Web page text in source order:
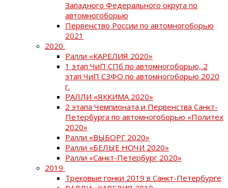
Западного Федерального округа по
автомногоборью
Первенство России по автомногоборью
2021
2020
Ралли «КАРЕЛИЯ 2020»
1 этап ЧиП СПб по автомногоборью, 2
этап ЧиП СЗФО по автомногоборью 2020
г.
РАЛЛИ «ЯККИМА 2020»
2 этапа Чемпионата и Первенства Санкт-
Петербурга по автомногоборью «Политех
2020»
Ралли «ВЫБОРГ 2020»
Ралли «БЕЛЫЕ НОЧИ 2020»
Ралли «Санкт-Петербург 2020»
2019
Трековые гонки 2019 в Санкт-Петербурге